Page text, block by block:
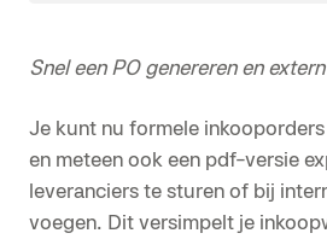
Snel een PO genereren en
Je kunt nu formele
en meteen ook een pdf-versie
leveranciers te sturen of bij
voegen. Dit versimpelt je